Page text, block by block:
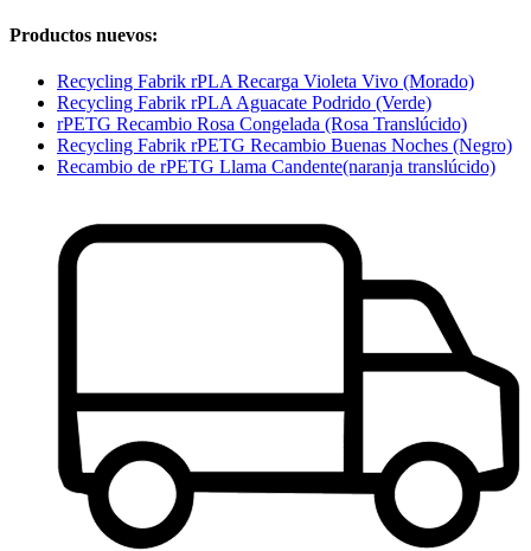
Productos nuevos:
Recycling Fabrik rPLA Recarga Violeta Vivo (Morado)
Recycling Fabrik rPLA Aguacate Podrido (Verde)
rPETG Recambio Rosa Congelada (Rosa Translúcido)
Recycling Fabrik rPETG Recambio Buenas Noches (Negro)
Recambio de rPETG Llama Candente(naranja translúcido)